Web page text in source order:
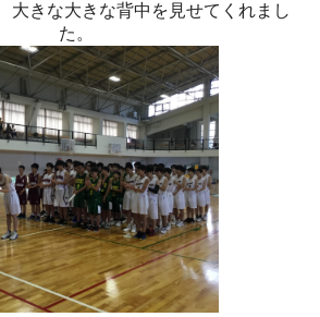
大きな大きな背中を見せてくれまし
た。